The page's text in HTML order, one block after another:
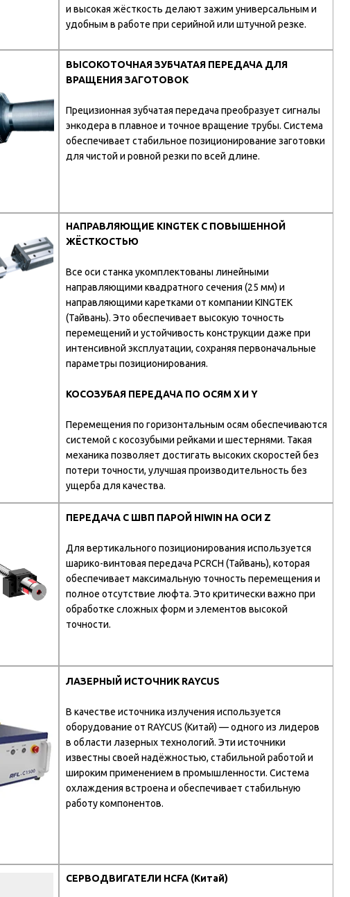
ВЫСОКОТОЧНАЯ ЗУБЧАТАЯ ПЕРЕДАЧА ДЛЯ
ВРАЩЕНИЯ ЗАГОТОВОК
Прецизионная зубчатая передача преобразует сигналы
энкодера в плавное и точное вращение трубы. Система
обеспечивает стабильное позиционирование заготовки
для чистой и ровной резки по всей длине.
СЕРВОДВИГАТЕЛИ HCFA (Китай)
ЛАЗЕРНЫЙ ИСТОЧНИК RAYCUS
В качестве источника излучения используется
оборудование от RAYCUS (Китай) — одного из лидеров
в области лазерных технологий. Эти источники
известны своей надёжностью, стабильной работой и
широким применением в промышленности. Система
охлаждения встроена и обеспечивает стабильную
работу компонентов.
ПЕРЕДАЧА С ШВП ПАРОЙ HIWIN НА ОСИ Z
Для вертикального позиционирования используется
шарико-винтовая передача PCRCH (Тайвань), которая
обеспечивает максимальную точность перемещения и
полное отсутствие люфта. Это критически важно при
обработке сложных форм и элементов высокой
точности.
НАПРАВЛЯЮЩИЕ KINGTEK С ПОВЫШЕННОЙ
ЖЁСТКОСТЬЮ
Все оси станка укомплектованы линейными
направляющими квадратного сечения (25 мм) и
направляющими каретками от компании KINGTEK
(Тайвань). Это обеспечивает высокую точность
перемещений и устойчивость конструкции даже при
интенсивной эксплуатации, сохраняя первоначальные
параметры позиционирования.
КОСОЗУБАЯ ПЕРЕДАЧА ПО ОСЯМ X И Y
Перемещения по горизонтальным осям обеспечиваются
системой с косозубыми рейками и шестернями. Такая
механика позволяет достигать высоких скоростей без
потери точности, улучшая производительность без
ущерба для качества.
и высокая жёсткость делают зажим универсальным и
удобным в работе при серийной или штучной резке.